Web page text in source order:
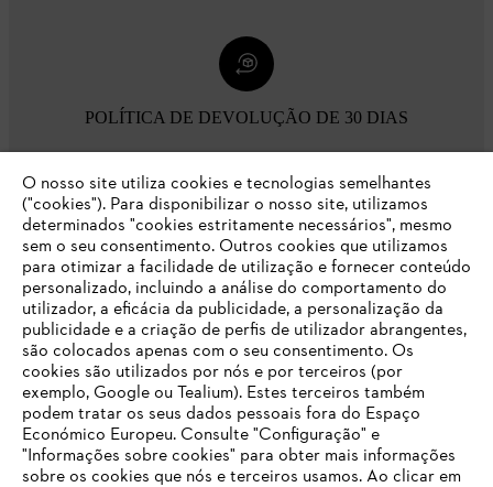
POLÍTICA DE DEVOLUÇÃO DE 30 DIAS
Opções de pagamento
Empresa
FAQs Loja Online
O SEU NAVEGADOR NÃO SUPORTA
O nosso site utiliza cookies e tecnologias semelhantes
("cookies"). Para disponibilizar o nosso site, utilizamos
determinados "cookies estritamente necessários", mesmo
sem o seu consentimento. Outros cookies que utilizamos
para otimizar a facilidade de utilização e fornecer conteúdo
personalizado, incluindo a análise do comportamento do
utilizador, a eficácia da publicidade, a personalização da
publicidade e a criação de perfis de utilizador abrangentes,
são colocados apenas com o seu consentimento. Os
cookies são utilizados por nós e por terceiros (por
exemplo, Google ou Tealium). Estes terceiros também
podem tratar os seus dados pessoais fora do Espaço
Económico Europeu. Consulte "Configuração" e
"Informações sobre cookies" para obter mais informações
sobre os cookies que nós e terceiros usamos. Ao clicar em